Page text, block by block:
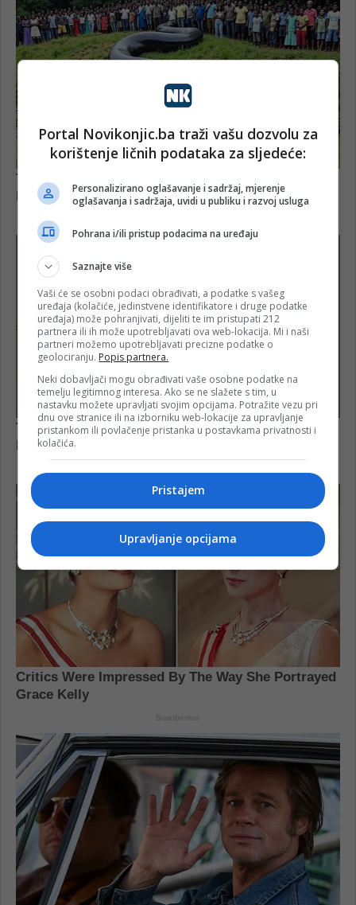
Portal Novikonjic.ba traži vašu dozvolu za
korištenje ličnih podataka za sljedeće:
Personalizirano oglašavanje i sadržaj, mjerenje
oglašavanja i sadržaja, uvidi u publiku i razvoj usluga
Pohrana i/ili pristup podacima na uređaju
Saznajte više
Vaši će se osobni podaci obrađivati, a podatke s vašeg
uređaja (kolačiće, jedinstvene identifikatore i druge podatke
uređaja) može pohranjivati, dijeliti te im pristupati 212
partnera ili ih može upotrebljavati ova web-lokacija. Mi i naši
partneri možemo upotrebljavati precizne podatke o
geolociranju. Popis partnera.
Neki dobavljači mogu obrađivati vaše osobne podatke na
temelju legitimnog interesa. Ako se ne slažete s tim, u
nastavku možete upravljati svojim opcijama. Potražite vezu pri
dnu ove stranice ili na izborniku web-lokacije za upravljanje
pristankom ili povlačenje pristanka u postavkama privatnosti i
kolačića.
Pristajem
Upravljanje opcijama